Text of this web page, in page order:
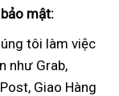
mật:
tôi làm việc
như Grab,
Giao Hàng